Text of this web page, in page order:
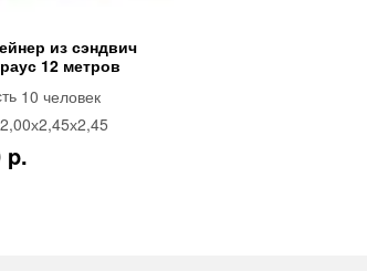
из сэндвич
12 метров
10 человек
p.